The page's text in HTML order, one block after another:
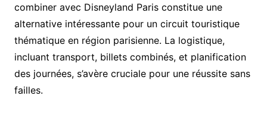
combiner avec Disneyland Paris constitue une
alternative intéressante pour un circuit touristique
thématique en région parisienne. La logistique,
incluant transport, billets combinés, et planification
des journées, s’avère cruciale pour une réussite sans
failles.